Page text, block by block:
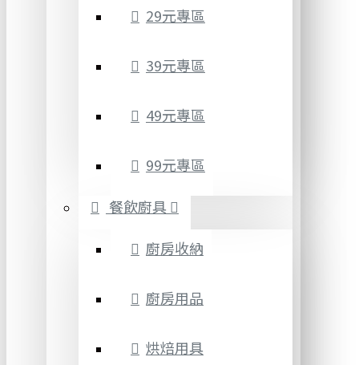
29元專區
39元專區
49元專區
99元專區
餐飲廚具
廚房收納
廚房用品
烘焙用具